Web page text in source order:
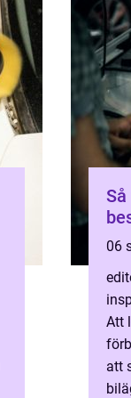
06
Att
att